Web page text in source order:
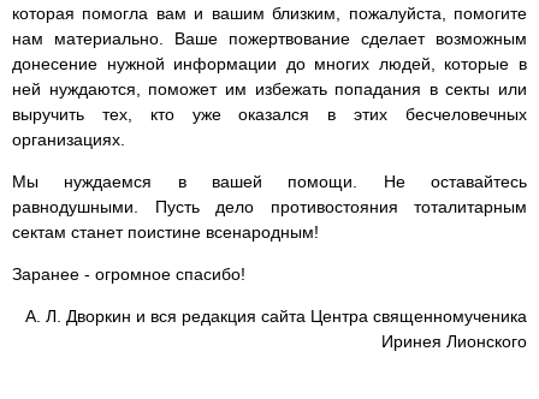
которая помогла вам и вашим близким, пожалуйста, помогите
нам материально. Ваше пожертвование сделает возможным
донесение нужной информации до многих людей, которые в
ней нуждаются, поможет им избежать попадания в секты или
выручить тех, кто уже оказался в этих бесчеловечных
организациях.
Мы нуждаемся в вашей помощи. Не оставайтесь
равнодушными. Пусть дело противостояния тоталитарным
сектам станет поистине всенародным!
Заранее - огромное спасибо!
А. Л. Дворкин и вся редакция сайта Центра священномученика
Иринея Лионского